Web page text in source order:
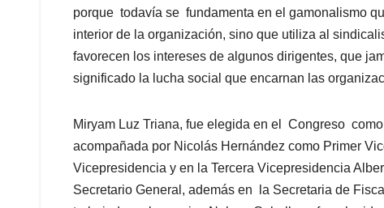
porque todavía se fundamenta en el gamonalismo
interior de la organización, sino que utiliza al
favorecen los intereses de algunos dirigentes, que
significado la lucha social que encarnan las
Miryam Luz Triana, fue elegida en el Congreso
acompañada por Nicolás Hernández como Primer
Vicepresidencia y en la Tercera Vicepresidencia
Secretario General, además en la Secretaria de